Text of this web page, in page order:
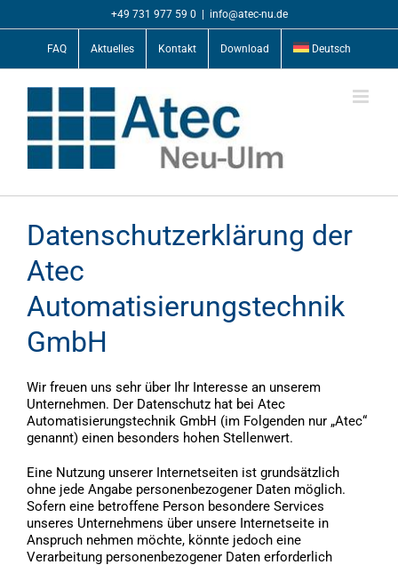
springen
+49 731 977 59 0 info@atec-nu.de
FAQ Aktuelles Kontakt Download Deutsch
Datenschutzerklärung der
Atec
Automatisierungstechnik
GmbH
Wir freuen uns sehr über Ihr Interesse an unserem
Unternehmen. Der Datenschutz hat bei Atec
Automatisierungstechnik GmbH (im Folgenden nur „Atec“
genannt) einen besonders hohen Stellenwert.
Eine Nutzung unserer Internetseiten ist grundsätzlich
ohne jede Angabe personenbezogener Daten möglich.
Sofern eine betroffene Person besondere Services
unseres Unternehmens über unsere Internetseite in
Anspruch nehmen möchte, könnte jedoch eine
Verarbeitung personenbezogener Daten erforderlich